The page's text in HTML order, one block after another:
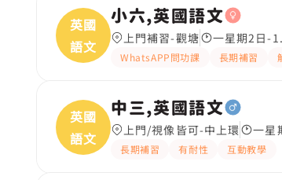
英國
語文
小六,英國語文
上門補習-觀塘 一星期2日-
WhatsAPP問功課 長期補習
英國
語文
中三,英國語文
上門/視像皆可-中上環 一星
長期補習 有耐性 互動教學